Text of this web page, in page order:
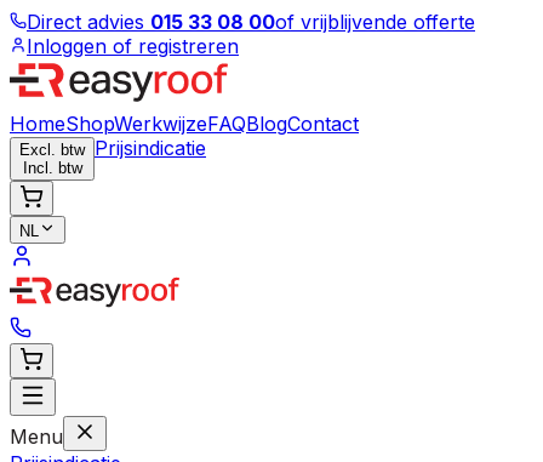
Direct advies 015 33 08 00of vrijblijvende offerte
Inloggen of registreren
HomeShopWerkwijzeFAQBlogContact
Excl. btw
Incl. btw
Prijsindicatie
NL
Menu